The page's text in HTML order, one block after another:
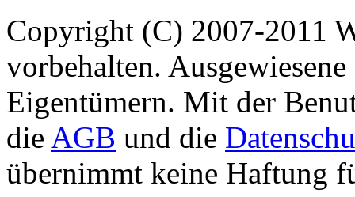
Copyright (C) 2007-2011
vorbehalten.
Eigentümern. Mit der
die AGB und die
übernimmt keine Haftung